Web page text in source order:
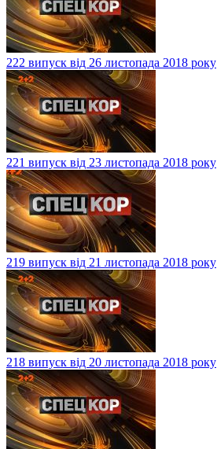
222 випуск від 26 листопада 2018 року
221 випуск від 23 листопада 2018 року
219 випуск від 21 листопада 2018 року
218 випуск від 20 листопада 2018 року